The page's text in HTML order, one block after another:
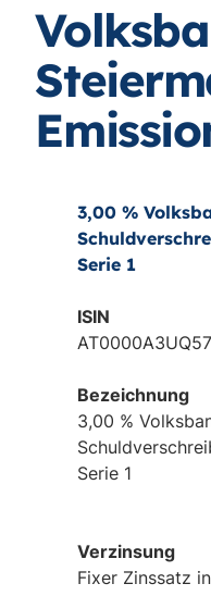
3,00 %
Serie 1
ISIN
AT0000A3UQ57
Bezeichnung
3,00 %
Serie 1
Verzinsung
Fixer Zinssatz